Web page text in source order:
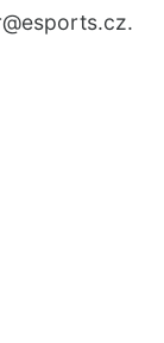
@esports.cz.